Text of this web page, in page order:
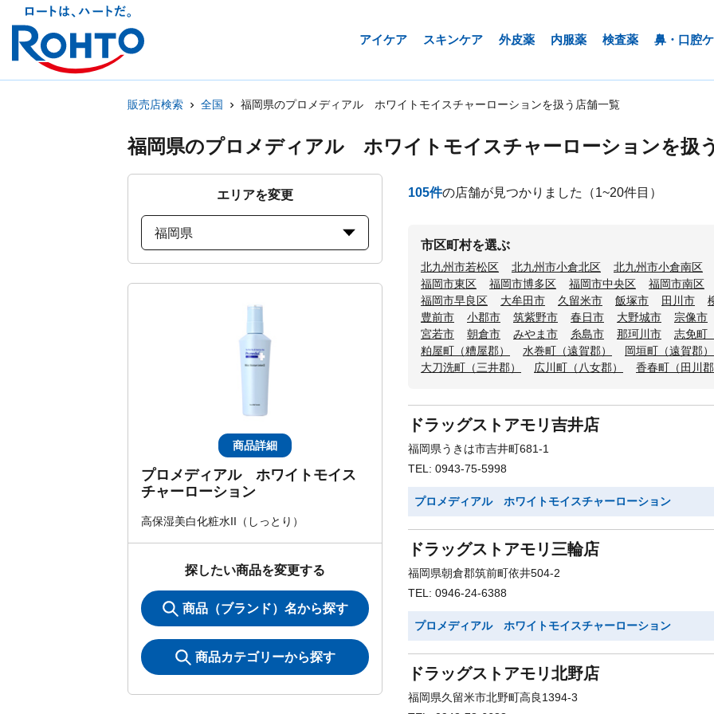
アイケア スキンケア 外皮薬 内服薬 検査薬 鼻・口腔
販売店検索 全国 福岡県のプロメディアル ホワイトモイスチャーローションを扱う店舗一覧
福岡県のプロメディアル ホワイトモイスチャーローションを扱
エリアを変更
福岡県
商品詳細
プロメディアル ホワイトモイス
チャーローション
高保湿美白化粧水II（しっとり）
探したい商品を変更する
商品（ブランド）名から探す
商品カテゴリーから探す
105件の店舗が見つかりました （1~20件目）
市区町村を選ぶ
北九州市若松区 北九州市小倉北区 北九州市小倉南区
福岡市東区
福岡市博多区 福岡市中央区 福岡市南区
福岡市早良区
大牟田市 久留米市 飯塚市 田川市
豊前市
小郡市 筑紫野市 春日市 大野城市 宗像市
宮若市
朝倉市 みやま市 糸島市 那珂川市 志免町
粕屋町（糟屋郡）
水巻町（遠賀郡） 岡垣町（遠賀郡）
大刀洗町（三井郡）
広川町（八女郡） 香春町（田川郡
ドラッグストアモリ吉井店
福岡県うきは市吉井町681-1
TEL: 0943-75-5998
プロメディアル ホワイトモイスチャーローション
ドラッグストアモリ三輪店
福岡県朝倉郡筑前町依井504-2
TEL: 0946-24-6388
プロメディアル ホワイトモイスチャーローション
ドラッグストアモリ北野店
福岡県久留米市北野町高良1394-3